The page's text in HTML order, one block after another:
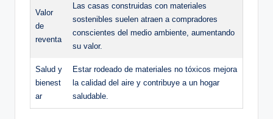
Valor
de
reventa
Las casas construidas con materiales
sostenibles suelen atraen a compradores
conscientes del medio ambiente, aumentando
su valor.
Salud y
bienest
ar
Estar rodeado de materiales no tóxicos mejora
la calidad del aire y contribuye a un hogar
saludable.